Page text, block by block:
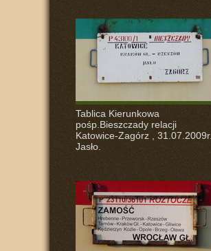
Tablica Kierunkowa
pośp.Bieszczady relacji
Katowice-Zagórz , 31.07.2009r.
Jasło.